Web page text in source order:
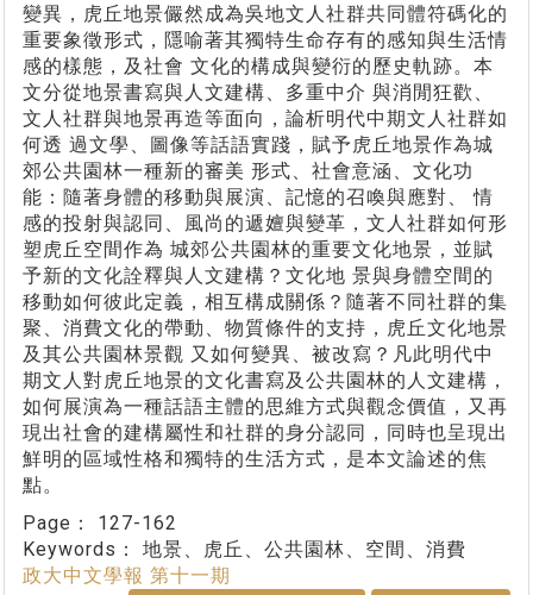
變異，虎丘地景儼然成為吳地文人社群共同體符碼化的
重要象徵形式，隱喻著其獨特生命存有的感知與生活情
感的樣態，及社會 文化的構成與變衍的歷史軌跡。本
文分從地景書寫與人文建構、多重中介 與消閒狂歡、
文人社群與地景再造等面向，論析明代中期文人社群如
何透 過文學、圖像等話語實踐，賦予虎丘地景作為城
郊公共園林一種新的審美 形式、社會意涵、文化功
能：隨著身體的移動與展演、記憶的召喚與應對、 情
感的投射與認同、風尚的遞嬗與變革，文人社群如何形
塑虎丘空間作為 城郊公共園林的重要文化地景，並賦
予新的文化詮釋與人文建構？文化地 景與身體空間的
移動如何彼此定義，相互構成關係？隨著不同社群的集
聚、消費文化的帶動、物質條件的支持，虎丘文化地景
及其公共園林景觀 又如何變異、被改寫？凡此明代中
期文人對虎丘地景的文化書寫及公共園林的人文建構，
如何展演為一種話語主體的思維方式與觀念價值，又再
現出社會的建構屬性和社群的身分認同，同時也呈現出
鮮明的區域性格和獨特的生活方式，是本文論述的焦
點。
Page： 127-162
Keywords： 地景、虎丘、公共園林、空間、消費
政大中文學報 第十一期